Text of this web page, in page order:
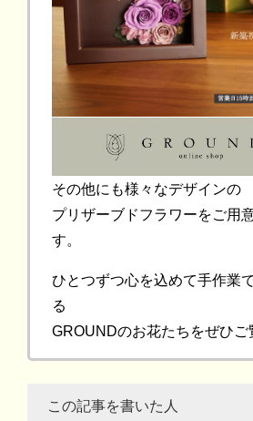
その他にも様々なデザインの
プリザーブドフラワーをご用
す。
ひとつずつ心を込めて手作業
る
GROUNDのお花たちをぜひご
この記事を書いた人